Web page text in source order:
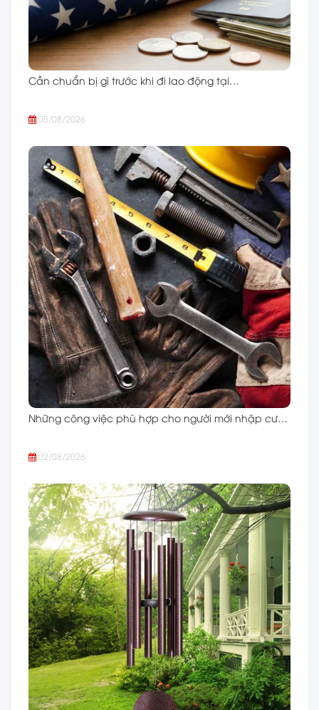
Cần chuẩn bị gì trước khi đi lao động tại…
05/08/2026
Những công việc phù hợp cho người mới nhập cư…
02/08/2026